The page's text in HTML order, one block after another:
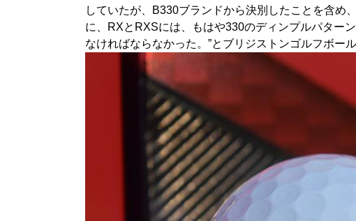
していたが、B330ブランドから決別したことを含め
に、RXとRXSには、もはや330のディンプルパター
なければならなかった。”とブリジストンゴルフボー